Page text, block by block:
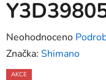
Průměrné
hodnocení
produktu
Neohodnoceno
Značka: Shimano
AKCE